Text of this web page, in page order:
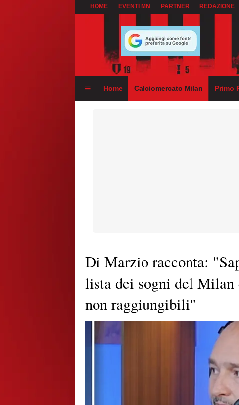
HOME EVENTI MN PARTNER REDAZIONE
Home Calciomercato Milan Primo
Di Marzio racconta:
lista dei sogni del Milan
non raggiungibili"